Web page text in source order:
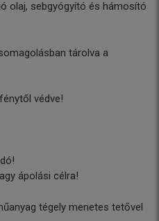
olaj, sebgyógyító és hámosító
tárolva a
védve!
ápolási célra!
tégely menetes tetővel